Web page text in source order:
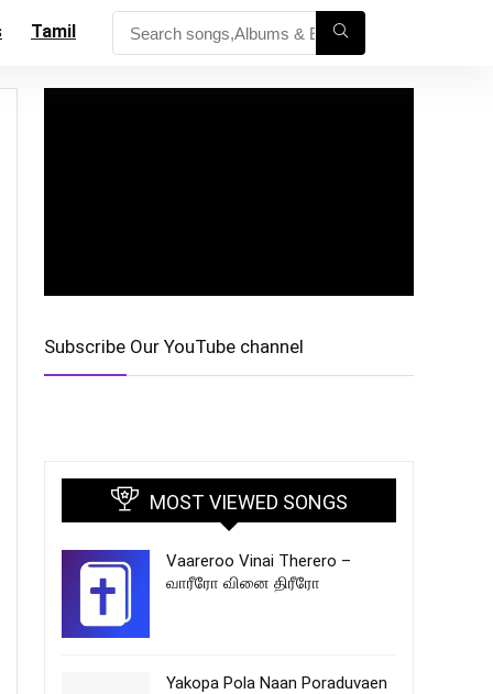
Tamil
Subscribe Our YouTube channel
MOST VIEWED SONGS
Vaareroo Vinai Therero –
வாரீரோ வினை திரீரோ
Yakopa Pola Naan Poraduvaen